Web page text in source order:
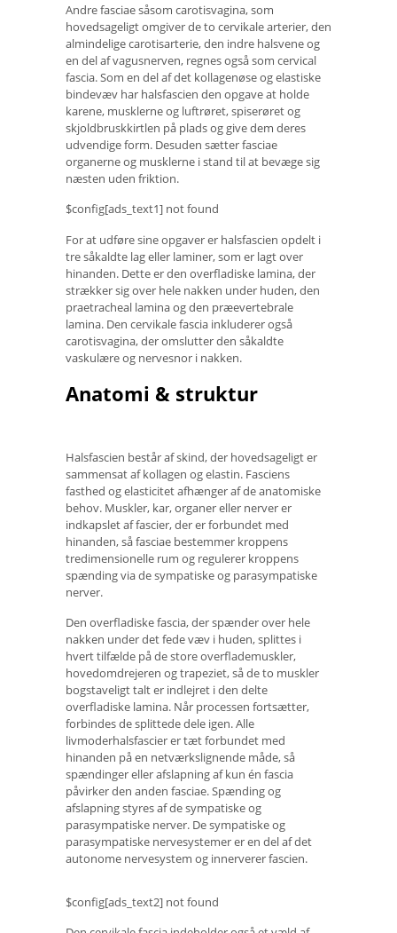
Andre fasciae såsom carotisvagina, som
hovedsageligt omgiver de to cervikale arterier, den
almindelige carotisarterie, den indre halsvene og
en del af vagusnerven, regnes også som cervical
fascia. Som en del af det kollagenøse og elastiske
bindevæv har halsfascien den opgave at holde
karene, musklerne og luftrøret, spiserøret og
skjoldbruskkirtlen på plads og give dem deres
udvendige form. Desuden sætter fasciae
organerne og musklerne i stand til at bevæge sig
næsten uden friktion.
$config[ads_text1] not found
For at udføre sine opgaver er halsfascien opdelt i
tre såkaldte lag eller laminer, som er lagt over
hinanden. Dette er den overfladiske lamina, der
strækker sig over hele nakken under huden, den
praetracheal lamina og den præevertebrale
lamina. Den cervikale fascia inkluderer også
carotisvagina, der omslutter den såkaldte
vaskulære og nervesnor i nakken.
Anatomi & struktur
Halsfascien består af skind, der hovedsageligt er
sammensat af kollagen og elastin. Fasciens
fasthed og elasticitet afhænger af de anatomiske
behov. Muskler, kar, organer eller nerver er
indkapslet af fascier, der er forbundet med
hinanden, så fasciae bestemmer kroppens
tredimensionelle rum og regulerer kroppens
spænding via de sympatiske og parasympatiske
nerver.
Den overfladiske fascia, der spænder over hele
nakken under det fede væv i huden, splittes i
hvert tilfælde på de store overflademuskler,
hovedomdrejeren og trapeziet, så de to muskler
bogstaveligt talt er indlejret i den delte
overfladiske lamina. Når processen fortsætter,
forbindes de splittede dele igen. Alle
livmoderhalsfascier er tæt forbundet med
hinanden på en netværkslignende måde, så
spændinger eller afslapning af kun én fascia
påvirker den anden fasciae. Spænding og
afslapning styres af de sympatiske og
parasympatiske nerver. De sympatiske og
parasympatiske nervesystemer er en del af det
autonome nervesystem og innerverer fascien.
$config[ads_text2] not found